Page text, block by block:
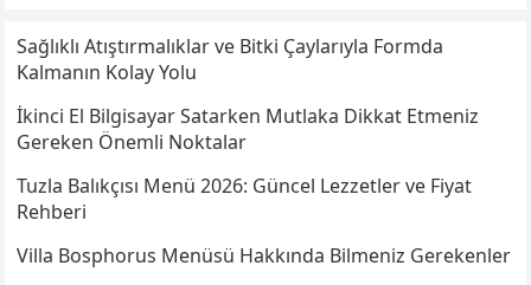
Sağlıklı Atıştırmalıklar ve Bitki Çaylarıyla Formda
Kalmanın Kolay Yolu
İkinci El Bilgisayar Satarken Mutlaka Dikkat Etmeniz
Gereken Önemli Noktalar
Tuzla Balıkçısı Menü 2026: Güncel Lezzetler ve Fiyat
Rehberi
Villa Bosphorus Menüsü Hakkında Bilmeniz Gerekenler